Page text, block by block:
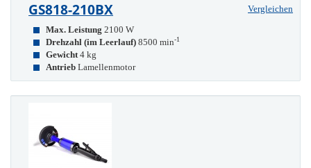
GS818-210BX
Vergleichen
Max. Leistung 2100 W
Drehzahl (im Leerlauf) 8500 min-1
Gewicht 4 kg
Antrieb Lamellenmotor